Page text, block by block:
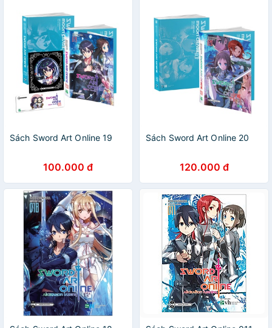
Sách Sword Art Online 19
100.000 đ
Sách Sword Art Online 20
120.000 đ